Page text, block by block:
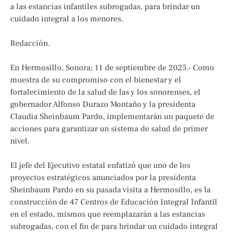
a las estancias infantiles subrogadas, para brindar un
cuidado integral a los menores.
Redacción.
En Hermosillo, Sonora; 11 de septiembre de 2025.- Como
muestra de su compromiso con el bienestar y el
fortalecimiento de la salud de las y los sonorenses, el
gobernador Alfonso Durazo Montaño y la presidenta
Claudia Sheinbaum Pardo, implementarán un paquete de
acciones para garantizar un sistema de salud de primer
nivel.
El jefe del Ejecutivo estatal enfatizó que uno de los
proyectos estratégicos anunciados por la presidenta
Sheinbaum Pardo en su pasada visita a Hermosillo, es la
construcción de 47 Centros de Educación Integral Infantil
en el estado, mismos que reemplazarán a las estancias
subrogadas, con el fin de para brindar un cuidado integral